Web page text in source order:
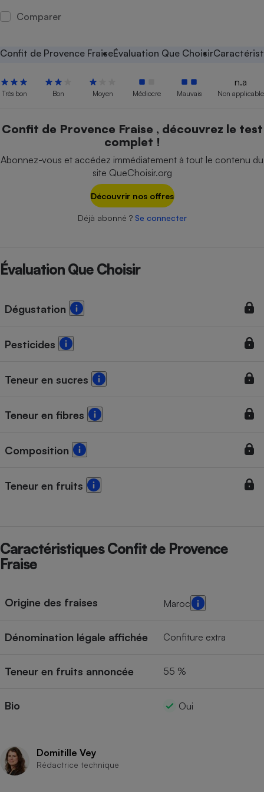
Comparer
Confit de Provence FraiseÉvaluation Que Choisir
Très bon Bon Moyen Médiocre Mauvais
n.a
Non applicable
Confit de Provence Fraise , découvrez le test
complet !
Abonnez-vous et accédez immédiatement à tout le contenu du
site QueChoisir.org
Découvrir nos offres
Déjà abonné ? Se connecter
Évaluation Que Choisir
Dégustation
Pesticides
Teneur en sucres
Teneur en fibres
Composition
Teneur en fruits
Caractéristiques Confit de Provence
Fraise
Origine des fraises Maroc
Dénomination légale affichée Confiture extra
Teneur en fruits annoncée 55 %
Bio Oui
Domitille Vey
Rédactrice technique
bouteille
Assurance emprunteur
Banque
Cafetière à expressos
Robot ménager
Mutuelle
Antimoustique